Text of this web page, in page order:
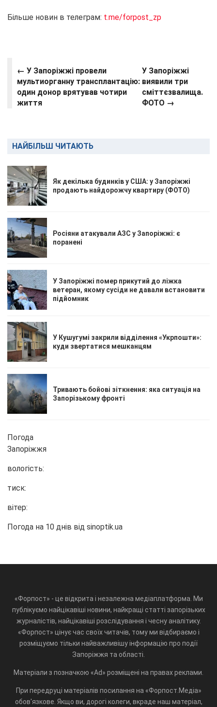
Більше новин в телеграм: t.me/forpost_zp
← У Запоріжжі провели
мультиорганну трансплантацію:
один донор врятував чотири
життя
У Запоріжжі
виявили три
сміттєзвалища.
ФОТО →
НАЙБІЛЬШ ЧИТАЮТЬ
Як декілька будинків у США: у Запоріжжі
продають найдорожчу квартиру (ФОТО)
Росіяни атакували АЗС у Запоріжжі: є
поранені
У Запоріжжі помер прикутий до ліжка
ветеран, якому сусіди не давали встановити
підйомник
У Кушугумі закрили відділення «Укрпошти»:
куди звертатися мешканцям
Тривають бойові зіткнення: яка ситуація на
Запорізькому фронті
Погода
Запоріжжя
вологість:
тиск:
вітер:
Погода на 10 днів від sinoptik.ua
«Форпост» - це відкрита і незалежна медіаплатформа. Ми
публікуємо найцікавіші новини, найкращі статті запорізьких
журналістів, найцікавіші розслідування і чесну аналітику.
«Форпост» цінує час своїх читачів, тому ми відбираємо і
розміщуємо тільки найважливішу інформацію про події
Запоріжжя та області.
Матеріали з позначкою «Ad» розміщені на правах реклами.
При передруці матеріалів посилання на «Форпост.Медіа»
обов'язкове. Якщо ви, дорогі колеги, вкраде наш матеріал,